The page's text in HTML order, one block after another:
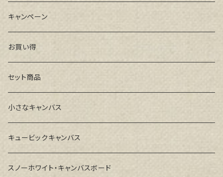
キャンペーン
お買い得
セット商品
小さなキャンバス
キュービックキャンバス
スノーホワイト・キャンバスボード